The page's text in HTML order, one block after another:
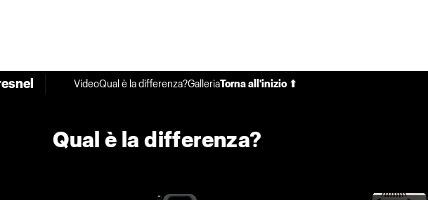
VideoQual è la differenza?GalleriaTorna all'inizio ⬆
Qual è la differenza?